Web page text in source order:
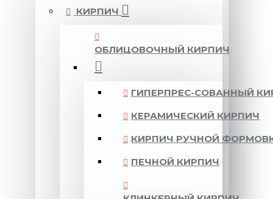
КИРПИЧ
ОБЛИЦОВОЧНЫЙ КИРПИЧ
ГИПЕРПРЕС-СОВАННЫЙ
КЕРАМИЧЕСКИЙ КИРПИЧ
КИРПИЧ РУЧНОЙ
ПЕЧНОЙ КИРПИЧ